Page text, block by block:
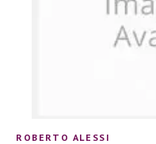
ROBERTO ALESSI